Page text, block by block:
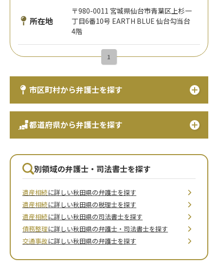
所在地
〒980-0011 宮城県仙台市青葉区上杉一
丁目6番10号 EARTH BLUE 仙台勾当台
4階
1
市区町村から弁護士を探す
都道府県から弁護士を探す
別領域の弁護士・司法書士を探す
遺産相続に詳しい秋田県の弁護士を探す
遺産相続に詳しい秋田県の税理士を探す
遺産相続に詳しい秋田県の司法書士を探す
債務整理に詳しい秋田県の弁護士・司法書士を探す
交通事故に詳しい秋田県の弁護士を探す